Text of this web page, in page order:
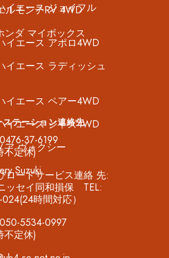
ルモンテRV 4WD
ンダ マイボックス
イエース ジョイフル
イエース アポロ4WD
イエース ラディッシュ
イエース ペアー4WD
イエース ジャズ4WD
ア ヴォクシー
Suzuki
ステーション連絡先
37-6199
不定休)
ロードサービス連絡 先:
ッセイ同和損保 TEL:
時間対応）
5534-0997
不定休)